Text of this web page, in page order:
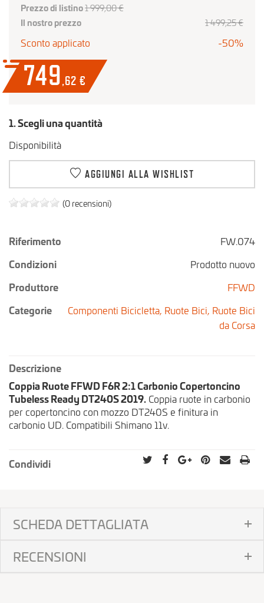
(0 recensioni)
Riferimento
FW.074
Condizioni
Prodotto nuovo
Produttore
FFWD
Categorie
Componenti Bicicletta, Ruote Bici, Ruote Bici
da Corsa
Descrizione
Coppia Ruote FFWD F6R 2:1 Carbonio Copertoncino
Tubeless Ready DT240S 2019. Coppia ruote in carbonio
per copertoncino con mozzo DT240S e finitura in
carbonio UD. Compatibili Shimano 11v.
Condividi
Prezzo di listino1 999,00 €
Il nostro prezzo
1 499,25 €
Sconto applicato -50%
749,62 €
1. Scegli una quantità
Disponibilità
AGGIUNGI ALLA WISHLIST
SCHEDA DETTAGLIATA
RECENSIONI